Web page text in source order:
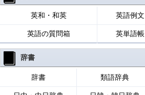
英和・和英 英語例文
英語の質問箱 英単語帳
辞書
辞書 類語辞典